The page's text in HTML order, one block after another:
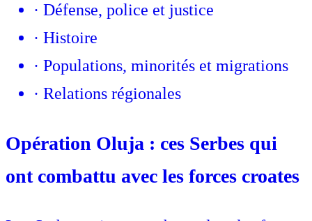
· Défense, police et justice
· Histoire
· Populations, minorités et migrations
· Relations régionales
Opération Oluja : ces Serbes qui
ont combattu avec les forces croates